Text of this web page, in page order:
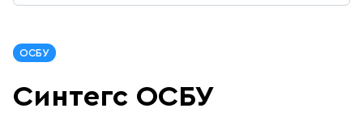
ОСБУ
Синтегс ОСБУ